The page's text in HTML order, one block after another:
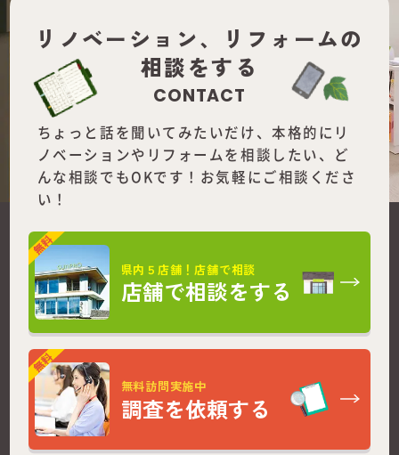
リノベーション、
リフォームの
相談をする
CONTACT
ちょっと話を聞いてみたいだけ、本格的にリ
ノベーションやリフォームを相談したい、ど
んな相談でもOKです！お気軽にご相談くださ
い！
県内５店舗！店舗で相談
店舗で相談をする
無料訪問実施中
調査を依頼する